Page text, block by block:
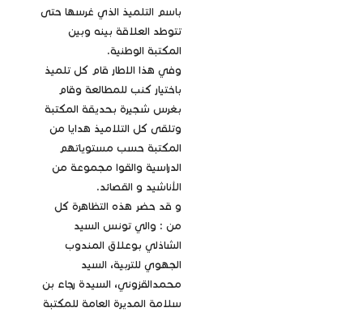
باسم التلميذ الذي غرسها حتى
تتوطد العلاقة بينه وبين
المكتبة الوطنية.
وفي هذا الاطار قام كل تلميذ
باختيار كنب للمطالعة وقام
بغرس شجيرة بحديقة المكتبة
وتلقى كل التلاميذ هدايا من
المكتبة حسب مستوياتهم
الدراسية والقوا مجموعة من
الأناشيد و القصائد.
و قد حضر هذه التظاهرة كل
من : والي تونس السيد
الشاذلي بوعلاق المندوب
الجهوي للتربية، السيد
محمدالقزوني، السيدة رجاء بن
سلامة المديرة العامة للمكتبة